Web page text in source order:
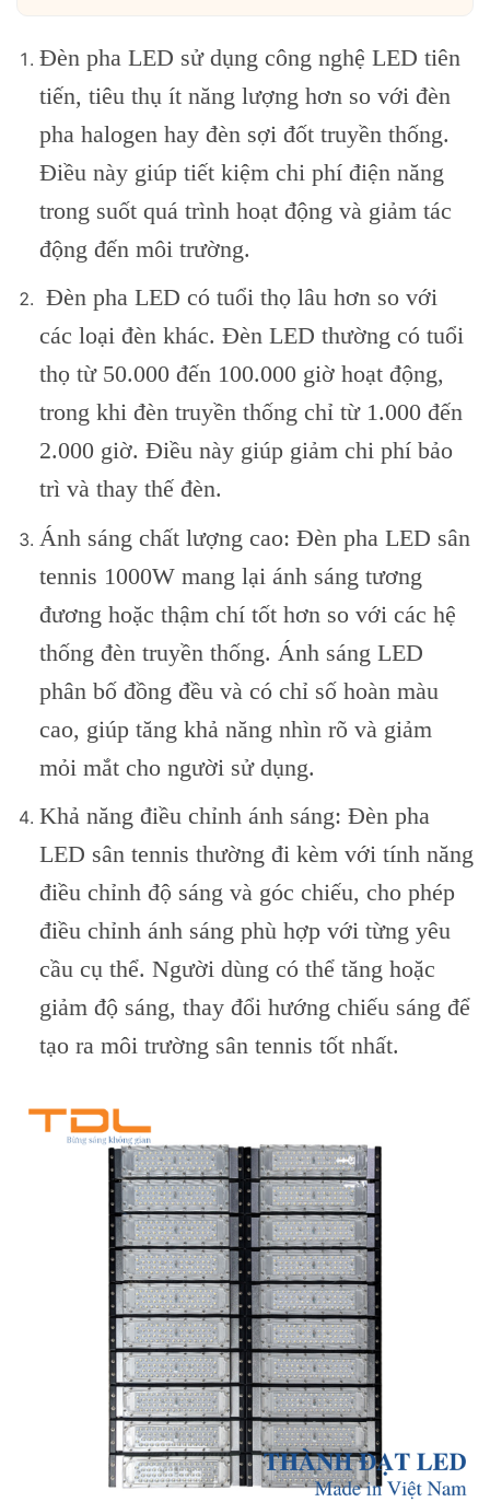
Đèn pha LED sử dụng công nghệ LED tiên
tiến, tiêu thụ ít năng lượng hơn so với đèn
pha halogen hay đèn sợi đốt truyền thống.
Điều này giúp tiết kiệm chi phí điện năng
trong suốt quá trình hoạt động và giảm tác
động đến môi trường.
Đèn pha LED có tuổi thọ lâu hơn so với
các loại đèn khác. Đèn LED thường có tuổi
thọ từ 50.000 đến 100.000 giờ hoạt động,
trong khi đèn truyền thống chỉ từ 1.000 đến
2.000 giờ. Điều này giúp giảm chi phí bảo
trì và thay thế đèn.
Ánh sáng chất lượng cao: Đèn pha LED sân
tennis 1000W mang lại ánh sáng tương
đương hoặc thậm chí tốt hơn so với các hệ
thống đèn truyền thống. Ánh sáng LED
phân bố đồng đều và có chỉ số hoàn màu
cao, giúp tăng khả năng nhìn rõ và giảm
mỏi mắt cho người sử dụng.
Khả năng điều chỉnh ánh sáng: Đèn pha
LED sân tennis thường đi kèm với tính năng
điều chỉnh độ sáng và góc chiếu, cho phép
điều chỉnh ánh sáng phù hợp với từng yêu
cầu cụ thể. Người dùng có thể tăng hoặc
giảm độ sáng, thay đổi hướng chiếu sáng để
tạo ra môi trường sân tennis tốt nhất.